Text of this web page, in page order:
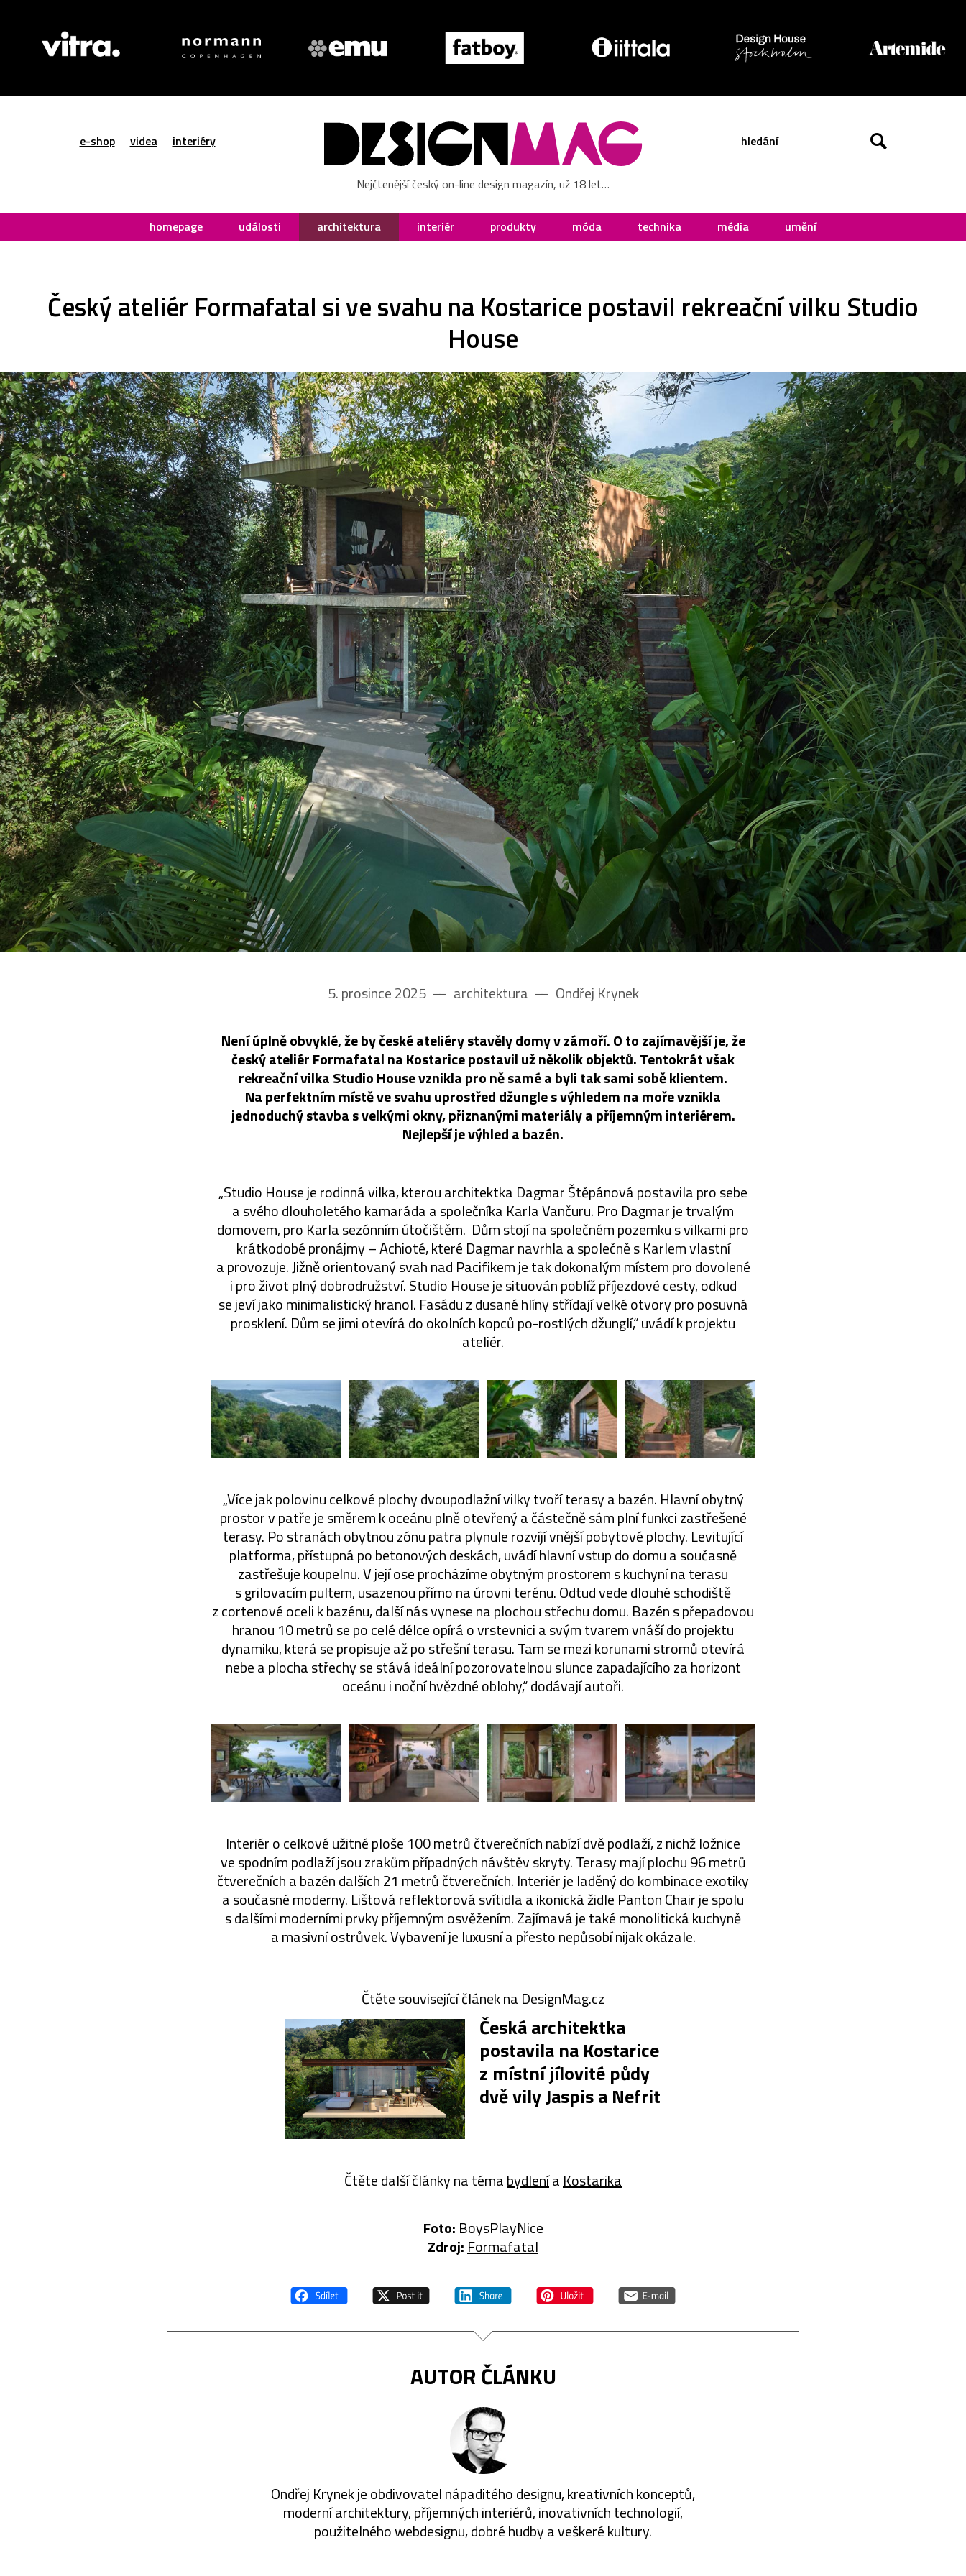
e-shop videa interiéry
Nejčtenější český on-line design magazín, už 18 let…
homepage události architektura interiér produkty móda technika média umění
Český ateliér Formafatal si ve svahu na Kostarice postavil rekreační vilku Studio
House
5. prosince 2025 –– architektura –– Ondřej Krynek
Není úplně obvyklé, že by české ateliéry stavěly domy v zámoří. O to zajímavější je, že
český ateliér Formafatal na Kostarice postavil už několik objektů. Tentokrát však
rekreační vilka Studio House vznikla pro ně samé a byli tak sami sobě klientem.
Na perfektním místě ve svahu uprostřed džungle s výhledem na moře vznikla
jednoduchý stavba s velkými okny, přiznanými materiály a příjemným interiérem.
Nejlepší je výhled a bazén.
„Studio House je rodinná vilka, kterou architektka Dagmar Štěpánová postavila pro sebe
a svého dlouholetého kamaráda a společníka Karla Vančuru. Pro Dagmar je trvalým
domovem, pro Karla sezónním útočištěm. Dům stojí na společném pozemku s vilkami pro
krátkodobé pronájmy – Achioté, které Dagmar navrhla a společně s Karlem vlastní
a provozuje. Jižně orientovaný svah nad Pacifikem je tak dokonalým místem pro dovolené
i pro život plný dobrodružství. Studio House je situován poblíž příjezdové cesty, odkud
se jeví jako minimalistický hranol. Fasádu z dusané hlíny střídají velké otvory pro posuvná
prosklení. Dům se jimi otevírá do okolních kopců po-rostlých džunglí,“ uvádí k projektu
ateliér.
„Více jak polovinu celkové plochy dvoupodlažní vilky tvoří terasy a bazén. Hlavní obytný
prostor v patře je směrem k oceánu plně otevřený a částečně sám plní funkci zastřešené
terasy. Po stranách obytnou zónu patra plynule rozvíjí vnější pobytové plochy. Levitující
platforma, přístupná po betonových deskách, uvádí hlavní vstup do domu a současně
zastřešuje koupelnu. V její ose procházíme obytným prostorem s kuchyní na terasu
s grilovacím pultem, usazenou přímo na úrovni terénu. Odtud vede dlouhé schodiště
z cortenové oceli k bazénu, další nás vynese na plochou střechu domu. Bazén s přepadovou
hranou 10 metrů se po celé délce opírá o vrstevnici a svým tvarem vnáší do projektu
dynamiku, která se propisuje až po střešní terasu. Tam se mezi korunami stromů otevírá
nebe a plocha střechy se stává ideální pozorovatelnou slunce zapadajícího za horizont
oceánu i noční hvězdné oblohy,“ dodávají autoři.
Interiér o celkové užitné ploše 100 metrů čtverečních nabízí dvě podlaží, z nichž ložnice
ve spodním podlaží jsou zrakům případných návštěv skryty. Terasy mají plochu 96 metrů
čtverečních a bazén dalších 21 metrů čtverečních. Interiér je laděný do kombinace exotiky
a současné moderny. Lištová reflektorová svítidla a ikonická židle Panton Chair je spolu
s dalšími moderními prvky příjemným osvěžením. Zajímavá je také monolitická kuchyně
a masivní ostrůvek. Vybavení je luxusní a přesto nepůsobí nijak okázale.
Čtěte související článek na DesignMag.cz
Česká architektka
postavila na Kostarice
z místní jílovité půdy
dvě vily Jaspis a Nefrit
Čtěte další články na témabydlenía Kostarika
Foto: BoysPlayNice
Zdroj: Formafatal
AUTOR ČLÁNKU
Ondřej Krynek je obdivovatel nápaditého designu, kreativních konceptů,
moderní architektury, příjemných interiérů, inovativních technologií,
použitelného webdesignu, dobré hudby a veškeré kultury.